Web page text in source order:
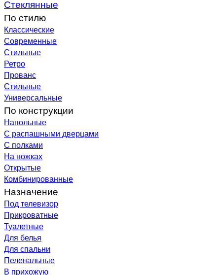
Стеклянные
По стилю
Классические
Современные
Стильные
Ретро
Прованс
Стильные
Универсальные
По конструкции
Напольные
С распашными дверцами
С полками
На ножках
Открытые
Комбинированные
Назначение
Под телевизор
Прикроватные
Туалетные
Для белья
Для спальни
Пеленальные
В прихожую